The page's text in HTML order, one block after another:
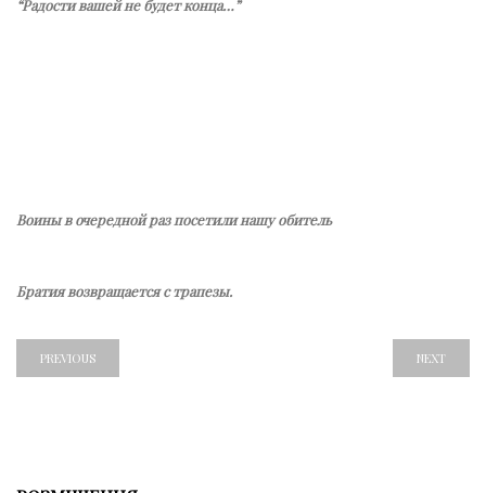
“Радости вашей не будет конца…”
Воины в очередной раз посетили нашу обитель
Братия возвращается с трапезы.
PREVIOUS NEXT